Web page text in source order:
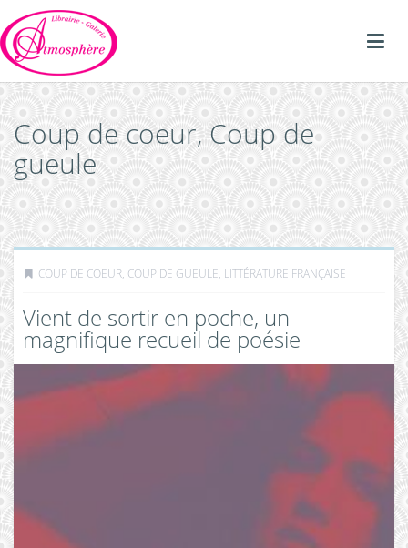
Coup de coeur, Coup de
gueule
COUP DE COEUR, COUP DE GUEULE, LITTÉRATURE FRANÇAISE
Vient de sortir en poche, un
magnifique recueil de poésie